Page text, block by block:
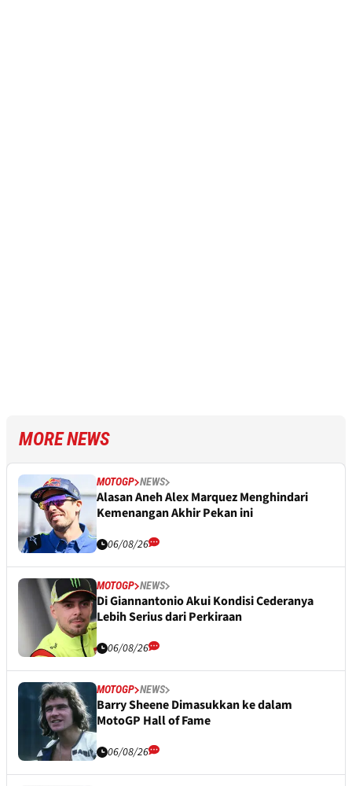
MORE NEWS
MOTOGP NEWS
Alasan Aneh Alex Marquez Menghindari
Kemenangan Akhir Pekan ini
06/08/26
MOTOGP NEWS
Di Giannantonio Akui Kondisi Cederanya
Lebih Serius dari Perkiraan
06/08/26
MOTOGP NEWS
Barry Sheene Dimasukkan ke dalam
MotoGP Hall of Fame
06/08/26